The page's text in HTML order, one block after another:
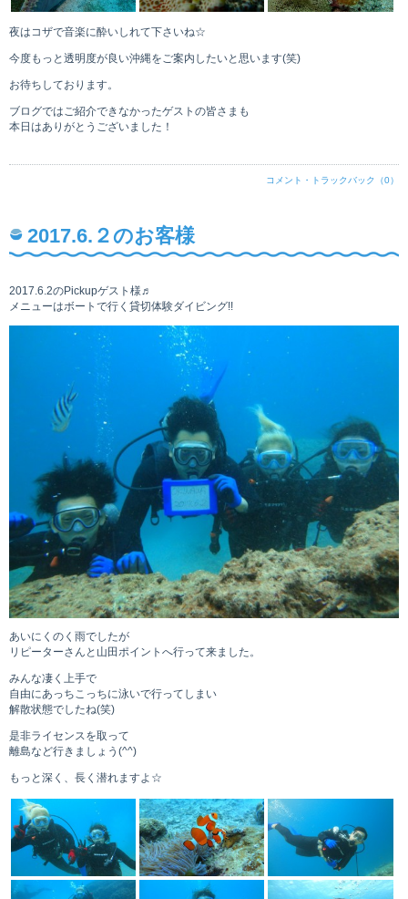
夜はコザで音楽に酔いしれて下さいね☆
今度もっと透明度が良い沖縄をご案内したいと思います(笑)
お待ちしております。
ブログではご紹介できなかったゲストの皆さまも
本日はありがとうございました！
コメント・トラックバック（0）
2017.6.２のお客様
2017.6.2のPickupゲスト様♬
メニューはボートで行く貸切体験ダイビング!!
あいにくのく雨でしたが
リピーターさんと山田ポイントへ行って来ました。
みんな凄く上手で
自由にあっちこっちに泳いで行ってしまい
解散状態でしたね(笑)
是非ライセンスを取って
離島など行きましょう(^^)
もっと深く、長く潜れますよ☆